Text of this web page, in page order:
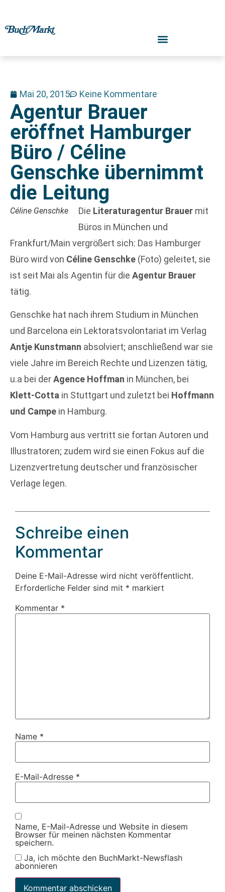
Mai 20, 2015 Keine Kommentare
Agentur Brauer
eröffnet Hamburger
Büro / Céline
Genschke übernimmt
die Leitung
Céline Genschke Die Literaturagentur Brauer mit
Büros in München und
Frankfurt/Main vergrößert sich: Das Hamburger
Büro wird von Céline Genschke (Foto) geleitet, sie
ist seit Mai als Agentin für die Agentur Brauer
tätig.
Genschke hat nach ihrem Studium in München
und Barcelona ein Lektoratsvolontariat im Verlag
Antje Kunstmann absolviert; anschließend war sie
viele Jahre im Bereich Rechte und Lizenzen tätig,
u.a bei derAgence Hoffman in München, bei
Klett-Cotta in Stuttgart und zuletzt bei Hoffmann
und Campe in Hamburg.
Vom Hamburg aus vertritt sie fortan Autoren und
Illustratoren; zudem wird sie einen Fokus auf die
Lizenzvertretung deutscher und französischer
Verlage legen.
Schreibe einen
Kommentar
Deine E-Mail-Adresse wird nicht veröffentlicht.
Erforderliche Felder sind mit * markiert
Kommentar *
Name *
E-Mail-Adresse *
Name, E-Mail-Adresse und Website in diesem
Browser für meinen nächsten Kommentar
speichern.
Ja, ich möchte den BuchMarkt-Newsflash
abonnieren